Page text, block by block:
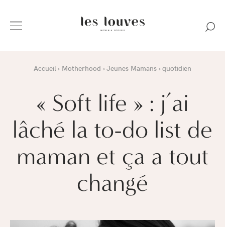
Accueil Motherhood Jeunes Mamans quotidien
« Soft life » : j’ai
lâché la to-do list de
maman et ça a tout
changé